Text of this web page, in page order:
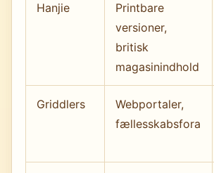
Hanjie
Printbare
versioner,
britisk
magasinindhold
Griddlers
Webportaler,
fællesskabsfora